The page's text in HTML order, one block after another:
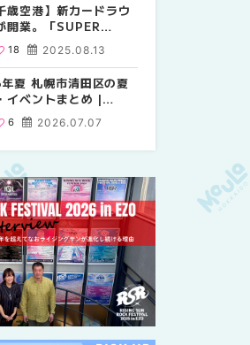
歳空港】新カードラウ
開業。「SUPER
ANNEX（スーパー
ジアネックス）」をご
！ | MouLa
2025.08.13
18
夏 札幌市清田区の夏
イベントまとめ |
HOKKAIDO
2026.07.07
6
2026年夏 札幌市中央区の夏
祭り・イベントまとめ |
9
2026年夏 恵庭市・千歳市の
夏祭り・イベントまとめ |
9
【新千歳空港】新カードラウ
ンジが開業。「SUPER
ラウンジアネックス）」をご
紹介！！ | MouLa
HOKKAIDO
18
2026年夏 札幌市豊平区の夏
祭り・イベントまとめ |
9